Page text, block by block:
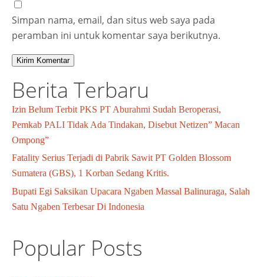
Simpan nama, email, dan situs web saya pada
peramban ini untuk komentar saya berikutnya.
Berita Terbaru
Izin Belum Terbit PKS PT Aburahmi Sudah Beroperasi,
Pemkab PALI Tidak Ada Tindakan, Disebut Netizen” Macan
Ompong”
Fatality Serius Terjadi di Pabrik Sawit PT Golden Blossom
Sumatera (GBS), 1 Korban Sedang Kritis.
Bupati Egi Saksikan Upacara Ngaben Massal Balinuraga, Salah
Satu Ngaben Terbesar Di Indonesia
Popular Posts